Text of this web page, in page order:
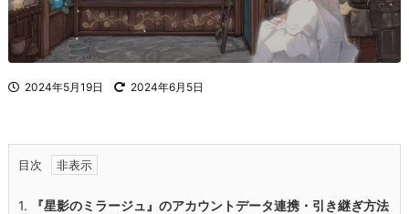
2024年5月19日 2024年6月5日
目次
1.
『星影のミラージュ』のアカウントデータ連携・引き継ぎ方法